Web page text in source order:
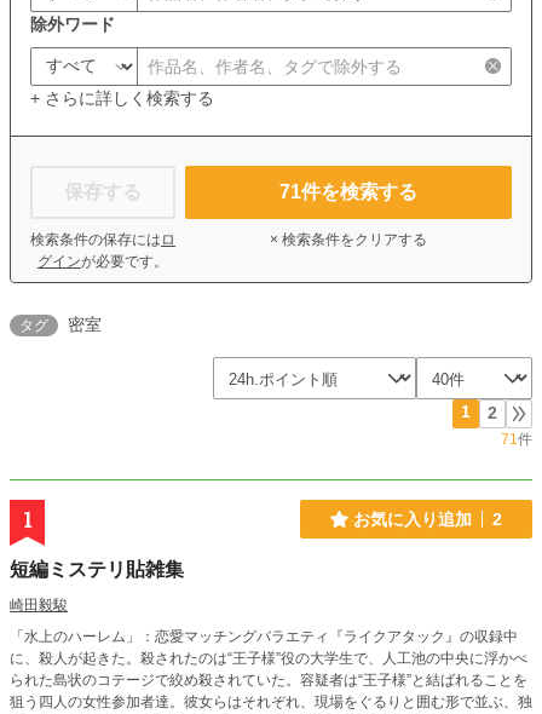
除外ワード
+ さらに詳しく検索する
保存する
検索条件の保存には ロ
グインが必要です。
71件を検索する
× 検索条件をクリアする
タグ 密室
1 2
71件
1 お気に入り追加 2
短編ミステリ貼雑集
崎田毅駿
「水上のハーレム」：恋愛マッチングバラエティ『ライクアタック』の収録中
に、殺人が起きた。殺されたのは“王子様”役の大学生で、人工池の中央に浮かべ
られた島状のコテージで絞め殺されていた。容疑者は“王子様”と結ばれることを
狙う四人の女性参加者達。彼女らはそれぞれ、現場をぐるりと囲む形で並ぶ、独